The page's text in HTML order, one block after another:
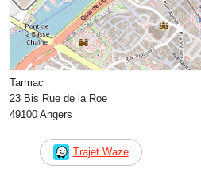
Tarmac
23 Bis Rue de la Roe
49100 Angers
Trajet Waze